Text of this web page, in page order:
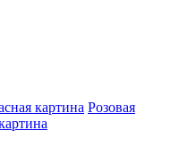
картина Розовая